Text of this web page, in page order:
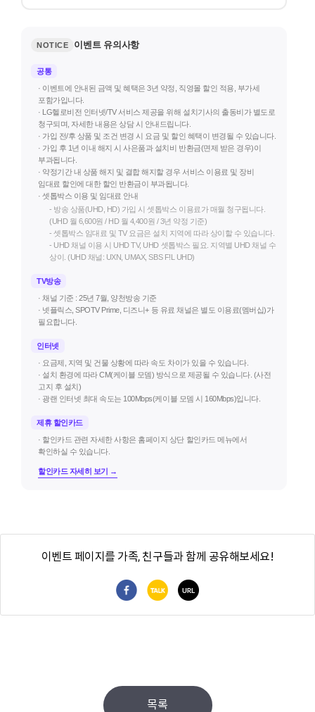
NOTICE 이벤트 유의사항
공통
· 이벤트에 안내된 금액 및 혜택은 3년 약정, 직영몰 할인 적용, 부가세
포함가입니다.
· LG헬로비전 인터넷/TV 서비스 제공을 위해 설치기사의 출동비가 별도로
청구되며, 자세한 내용은 상담 시 안내드립니다.
· 가입 전/후 상품 및 조건 변경 시 요금 및 할인 혜택이 변경될 수 있습니다.
· 가입 후 1년 이내 해지 시 사은품과 설치비 반환금(면제 받은 경우)이
부과됩니다.
· 약정기간 내 상품 해지 및 결합 해지할 경우 서비스 이용료 및 장비
임대료 할인에 대한 할인 반환금이 부과됩니다.
· 셋톱박스 이용 및 임대료 안내
- 방송 상품(UHD, HD) 가입 시 셋톱박스 이용료가 매월 청구됩니다.
(UHD 월 6,600원 / HD 월 4,400원 / 3년 약정 기준)
- 셋톱박스 임대료 및 TV 요금은 설치 지역에 따라 상이할 수 있습니다.
- UHD 채널 이용 시 UHD TV, UHD 셋톱박스 필요. 지역별 UHD 채널 수
상이. (UHD 채널: UXN, UMAX, SBS F!L UHD)
TV방송
· 채널 기준 : 25년 7월, 양천방송 기준
· 넷플릭스, SPOTV Prime, 디즈니+ 등 유료 채널은 별도 이용료(멤버십)가
필요합니다.
인터넷
· 요금제, 지역 및 건물 상황에 따라 속도 차이가 있을 수 있습니다.
· 설치 환경에 따라 CM(케이블 모뎀) 방식으로 제공될 수 있습니다. (사전
고지 후 설치)
· 광랜 인터넷 최대 속도는 100Mbps(케이블 모뎀 시 160Mbps)입니다.
제휴 할인카드
· 할인카드 관련 자세한 사항은 홈페이지 상단 할인카드 메뉴에서
확인하실 수 있습니다.
할인카드 자세히 보기 →
이벤트 페이지를 가족, 친구들과 함께 공유해보세요!
페이스북 공유카카오톡 공유
URL 복사
목록